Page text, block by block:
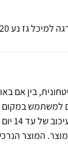
גז נע 220 גרם
בין אם
למשתמש במקום
מראש,
המוצר